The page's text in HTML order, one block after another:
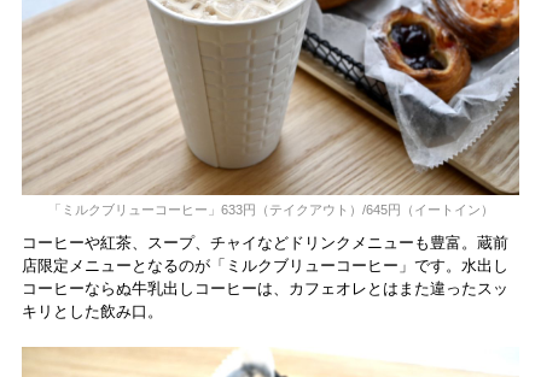
「ミルクブリューコーヒー」633円（テイクアウト）/645円（イートイン）
コーヒーや紅茶、スープ、チャイなどドリンクメニューも豊富。蔵前
店限定メニューとなるのが「ミルクブリューコーヒー」です。水出し
コーヒーならぬ牛乳出しコーヒーは、カフェオレとはまた違ったスッ
キリとした飲み口。